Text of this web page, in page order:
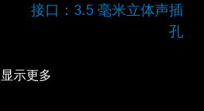
接口：3.5 毫米立体声插
孔
数字接口：光纤；模拟
显示更多